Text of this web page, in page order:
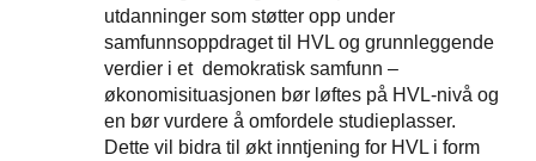
utdanninger som støtter opp under
samfunnsoppdraget til HVL og grunnleggende
verdier i et demokratisk samfunn –
økonomisituasjonen bør løftes på HVL-nivå og
en bør vurdere å omfordele studieplasser.
Dette vil bidra til økt inntjening for HVL i form